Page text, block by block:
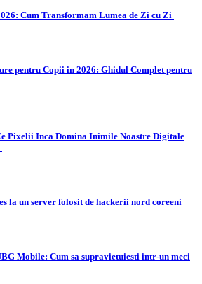
Cum Transformam Lumea de Zi cu Zi
pentru Copii in 2026: Ghidul Complet pentru
Pixelii Inca Domina Inimile Noastre Digitale
la un server folosit de hackerii nord coreeni
Mobile: Cum sa supravietuiesti intr-un meci